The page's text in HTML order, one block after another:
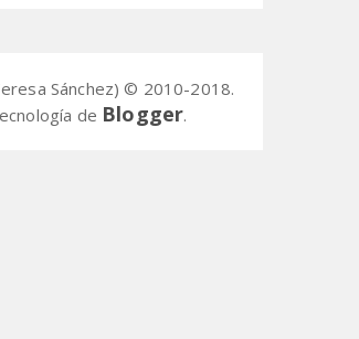
Sánchez) © 2010-2018.
de Blogger.